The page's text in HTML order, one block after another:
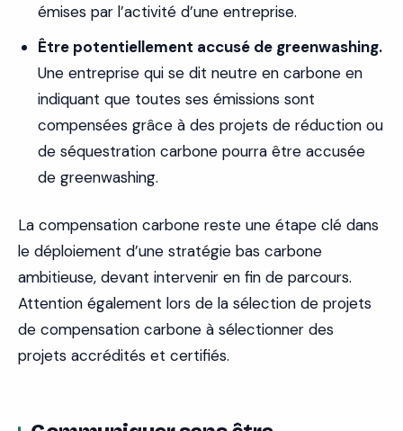
émises par l’activité d’une entreprise.
Être potentiellement accusé de greenwashing.
Une entreprise qui se dit neutre en carbone en
indiquant que toutes ses émissions sont
compensées grâce à des projets de réduction ou
de séquestration carbone pourra être accusée
de greenwashing.
La compensation carbone reste une étape clé dans
le déploiement d’une stratégie bas carbone
ambitieuse, devant intervenir en fin de parcours.
Attention également lors de la sélection de projets
de compensation carbone à sélectionner des
projets accrédités et certifiés.